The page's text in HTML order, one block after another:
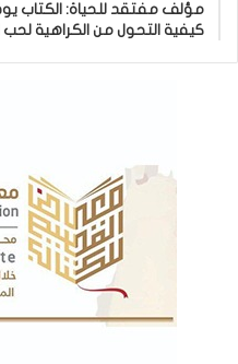
مؤلف مفتقد للحياة: الكتاب
كيفية التحول من الكراهية لحب